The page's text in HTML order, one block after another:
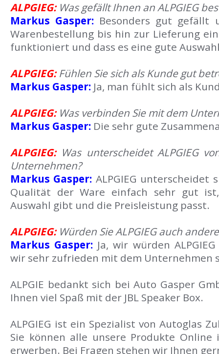
ALPGIEG:Was gefällt Ihnen an ALPGIEG
Markus Gasper: Besonders gut gefällt
Warenbestellung bis hin zur Lieferung
funktioniert und dass es eine gute
ALPGIEG:Fühlen Sie sich als Kunde gut
Markus Gasper: Ja, man fühlt sich als
ALPGIEG:Was verbinden Sie mit dem
Markus Gasper: Die sehr gute
ALPGIEG:Was unterscheidet ALPGIEG
Unternehmen?
Markus Gasper: ALPGIEG unterscheidet
Qualität der Ware einfach sehr gut
Auswahl gibt und die Preisleistung passt.
ALPGIEG:Würden Sie ALPGIEG auch
Markus Gasper: Ja, wir würden
wir sehr zufrieden mit dem Unternehmen
ALPGIE bedankt sich bei Auto Gasper
Ihnen viel Spaß mit der JBL Speaker Box.
ALPGIEG ist ein Spezialist von Autoglas
Sie können alle unsere Produkte Online
erwerben. Bei Fragen stehen wir Ihnen